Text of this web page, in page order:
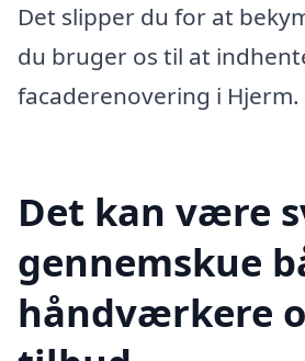
Det slipper du for at
du bruger os til at
facaderenovering i Hjerm.
Det kan være
gennemskue
håndværkere